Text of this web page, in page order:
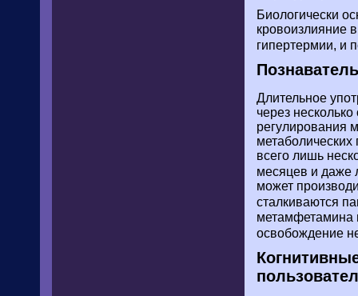
Биологически
кровоизлияние
гипертермии, и
Длительное
через
регулирования
всего лишь
месяцев и даже
может
сталкиваются
метамфетамина
освобождение